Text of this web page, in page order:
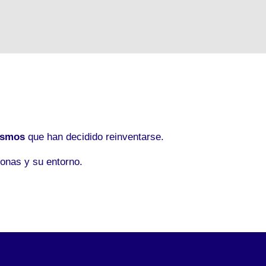
que han decidido reinventarse.
y su entorno.